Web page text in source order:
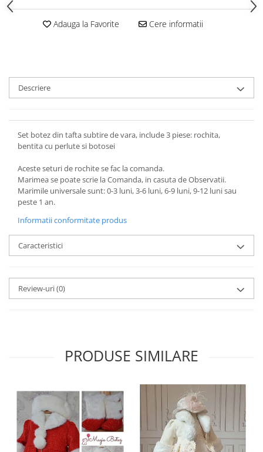
Adauga la Favorite Cere informatii
Descriere
Set botez din tafta subtire de vara, include 3 piese: rochita,
bentita cu perlute si botosei
Aceste seturi de rochite se fac la comanda.
Marimea se poate scrie la Comanda, in casuta de Observatii.
Marimile universale sunt: 0-3 luni, 3-6 luni, 6-9 luni, 9-12 luni sau
peste 1 an.
Informatii conformitate produs
Caracteristici
Review-uri(0)
PRODUSE SIMILARE